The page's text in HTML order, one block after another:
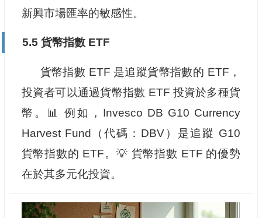
新興市場匯率的敏感性。
5.5 貨幣指數 ETF
貨幣指數 ETF 是追蹤貨幣指數的 ETF，
投資者可以通過貨幣指數 ETF 投資於多種貨
幣。📊 例如，Invesco DB G10 Currency
Harvest Fund（代碼：DBV）是追蹤 G10
貨幣指數的 ETF。💡 貨幣指數 ETF 的優勢
在於其多元化投資。